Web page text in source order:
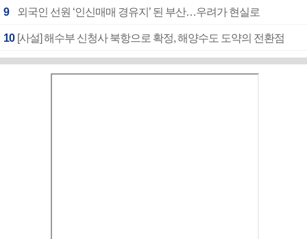
9 외국인 선원 ‘인신매매 경유지’ 된 부산…우려가 현실로
10 [사설] 해수부 신청사 북항으로 확정, 해양수도 도약의 전환점